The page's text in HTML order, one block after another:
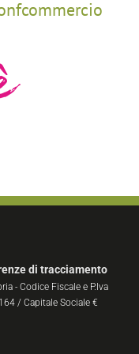
di tracciamento
- Codice Fiscale e P.Iva
/ Capitale Sociale €